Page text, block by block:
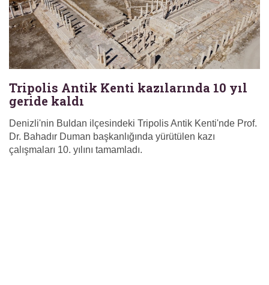
Tripolis Antik Kenti kazılarında 10 yıl
geride kaldı
Denizli'nin Buldan ilçesindeki Tripolis Antik Kenti'nde Prof.
Dr. Bahadır Duman başkanlığında yürütülen kazı
çalışmaları 10. yılını tamamladı.